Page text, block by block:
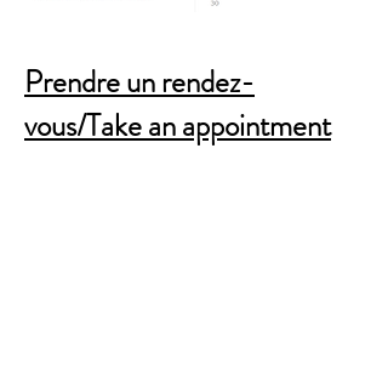
Prendre un rendez-
vous/Take an appointment